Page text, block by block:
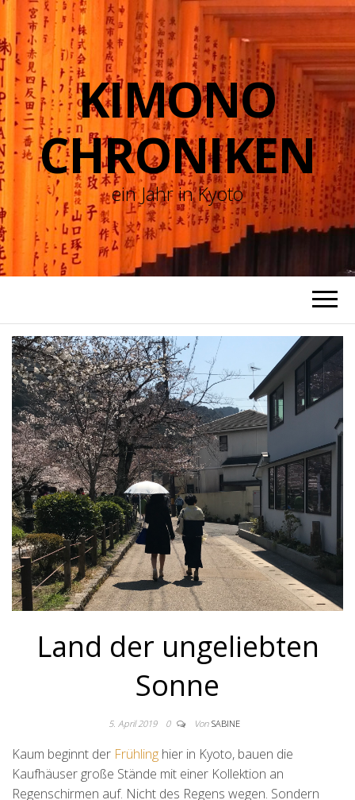
KIMONO
CHRONIKEN
ein Jahr in Kyoto
Land der ungeliebten
Sonne
5. April 2019 0 Von SABINE
Kaum beginnt der Frühling hier in Kyoto, bauen die
Kaufhäuser große Stände mit einer Kollektion an
Regenschirmen auf. Nicht des Regens wegen. Sondern